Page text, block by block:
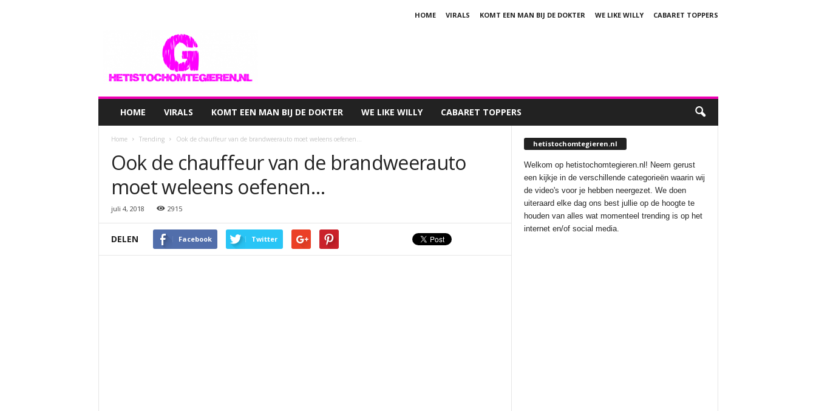
HOME VIRALS KOMT EEN MAN BIJ DE DOKTER WE LIKE WILLY
CABARET TOPPERS
HOME VIRALS KOMT EEN MAN BIJ DE DOKTER WE LIKE WILLY CABARET TOPPERS
Home Trending Ook de chauffeur van de brandweerauto moet weleens oefenen…
Ook de chauffeur van de brandweerauto
moet weleens oefenen…
juli 4, 2018 2915
DELEN Facebook Twitter
hetistochomtegieren.nl
Welkom op hetistochomtegieren.nl! Neem gerust
een kijkje in de verschillende categorieën waarin wij
de video's voor je hebben neergezet. We doen
uiteraard elke dag ons best jullie op de hoogte te
houden van alles wat momenteel trending is op het
internet en/of social media.